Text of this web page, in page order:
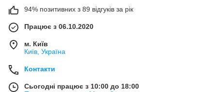
94% позитивних з 89 відгуків за рік
Працює з 06.10.2020
м. Київ
Київ, Україна
Контакти
Сьогодні працює з 10:00 до 18:00